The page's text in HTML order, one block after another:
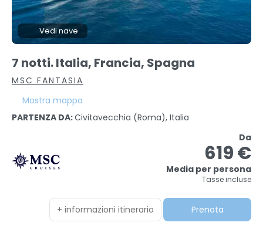
Vedi nave
7 notti. Italia, Francia, Spagna
MSC FANTASIA
Mostra mappa
PARTENZA DA:Civitavecchia (Roma), Italia
Da
619 €
Media per persona
Tasse incluse
+ informazioni itinerario Prenota